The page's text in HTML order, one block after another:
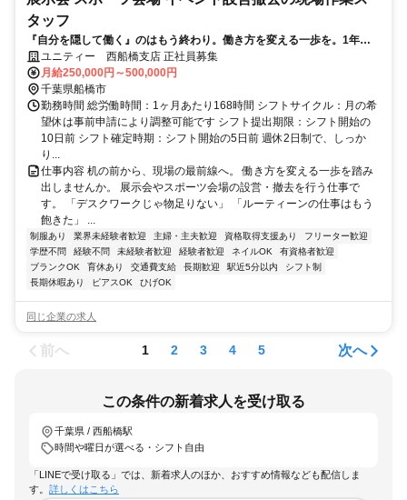
タッフ
『自分を隠して働く』のはもう終わり。働き方を変える一歩を。1年目
から月収35万も可能！
ユニティー 西船橋支店 正社員募集
月給250,000円～500,000円
千葉県船橋市
勤務時間 総労働時間：1ヶ月あたり168時間 シフトサイクル：月の希
望休は事前申請により調整可能です シフト提出期限：シフト開始の
10日前 シフト確定時期：シフト開始の5日前 週休2日制で、しっか
り...
仕事内容 机の前から、現場の最前線へ。 働き方を変える一歩を踏み
出しませんか。 展示会やスポーツ会場の設営・撤去を行う仕事で
す。 「デスクワークじゃ物足りない」 「ルーティーンの仕事はもう
飽きた」 ...
制服あり 業界未経験者歓迎 主婦・主夫歓迎 資格取得支援あり
フリーター歓迎
学歴不問
経験不問 未経験者歓迎 経験者歓迎 ネイルOK
有資格者歓迎
ブランクOK
育休あり 交通費支給 長期歓迎 駅近5分以内
シフト制
長期休暇あり
ピアスOK ひげOK
同じ企業の求人
前へ 1 2 3 4 5 次へ
この条件の新着求人を受け取る
千葉県 / 西船橋駅
時間や曜日が選べる・シフト自由
「LINEで受け取る」では、新着求人のほか、おすすめ情報なども配信しま
す。 詳しくはこちら